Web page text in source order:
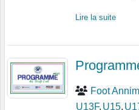
Lire la suite
Foot
U13F U15